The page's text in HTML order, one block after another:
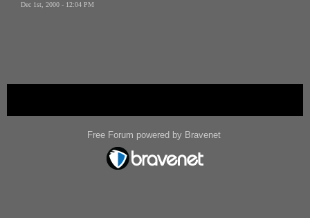
Dec 1st, 2000 - 12:04 PM
Free Forum powered by Bravenet